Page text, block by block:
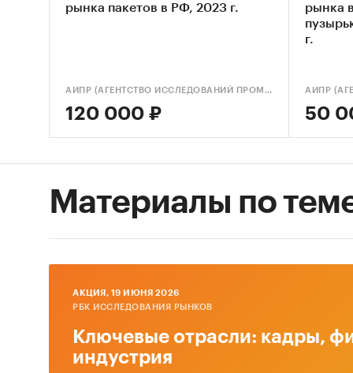
ФСГС
таким
об
рынка пакетов в РФ, 2023 г.
АИПР (АГЕНТСТВО ИССЛЕДОВАНИЙ ПРОМЫШЛЕННЫХ И ПОТРЕБИТЕЛЬСКИХ РЫНКОВ)
120 000 ₽
рынка
г.
50
Материалы по
AКЦИЯ, 19 ИЮНЯ 2026
РБК ИССЛЕДОВАНИЯ РЫНКОВ
Ключевые отрасли: кадры,
индустрия